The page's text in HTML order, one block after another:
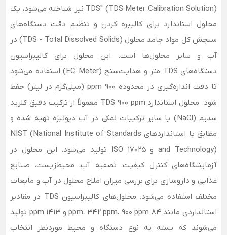
TDS" (TDS Meter Calibration Solution) نیز شناخته می‌شود، یک
محلول استاندارد برای کالیبره کردن و تنظیم دقت دستگاه‌های
سنجش کل مواد جامد محلول (TDS - Total Dissolved Solids) در
آب و سایر محلول‌ها است. این محلول برای کالیبراسیون
دستگاه‌های TDS متر و هدایت‌سنج (EC Meter) استفاده می‌شود
تا دقت اندازه‌گیری در محدوده 900 ppm (میلی‌گرم در لیتر) حفظ
شود. محلول استاندارد TDS 900 ppm معمولاً از ترکیب دقیق کلرید
سدیم (NaCl) یا سایر ترکیبات نمکی در آب دیونیزه تهیه شده و
مطابق با استانداردهای NIST (National Institute of Standards
and Technology) و ISO 17025 تولید می‌شود. این محلول در
آزمایشگاه‌های کنترل کیفیت، تصفیه آب، محیط‌زیست، صنایع
غذایی و داروسازی برای بررسی میزان املاح محلول در آب و مایعات
مختلف استفاده می‌شود. محلول‌های کالیبراسیون TDS در مقادیر
استانداردی مانند 84 ppm، 342 ppm، 900 ppm و 1413 ppm تولید
می‌شوند که بسته به نوع دستگاه و محیط موردنظر انتخاب